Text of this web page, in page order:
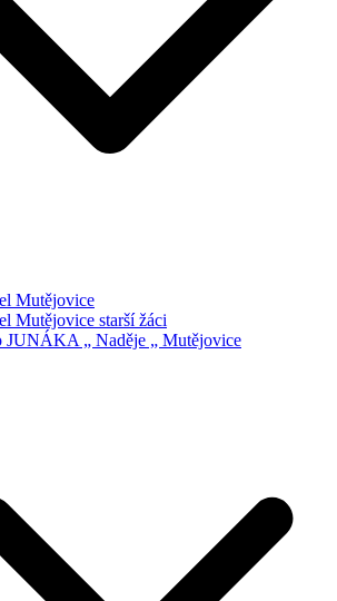
Mutějovice
Mutějovice starší žáci
JUNÁKA „ Naděje „ Mutějovice